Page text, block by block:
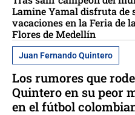
Lamine Yamal disfruta de
vacaciones en la Feria de
Flores de Medellín
Juan Fernando Quintero
Los rumores que
Quintero en su peor
en el fútbol